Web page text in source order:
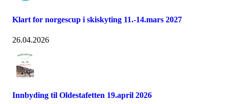
Klart for norgescup i skiskyting 11.-14.mars 2027
26.04.2026
Innbyding til Oldestafetten 19.april 2026